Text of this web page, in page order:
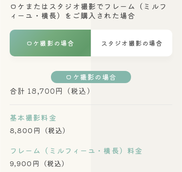
ロケまたはスタジオ撮影でフレーム（ミルフ
ィーユ・横長）をご購入された場合
ロケ撮影の場合 スタジオ撮影の場合
ロケ撮影の場合
合計 18,700円（税込）
基本撮影料金
8,800円（税込）
フレーム（ミルフィーユ・横長）料金
9,900円（税込）